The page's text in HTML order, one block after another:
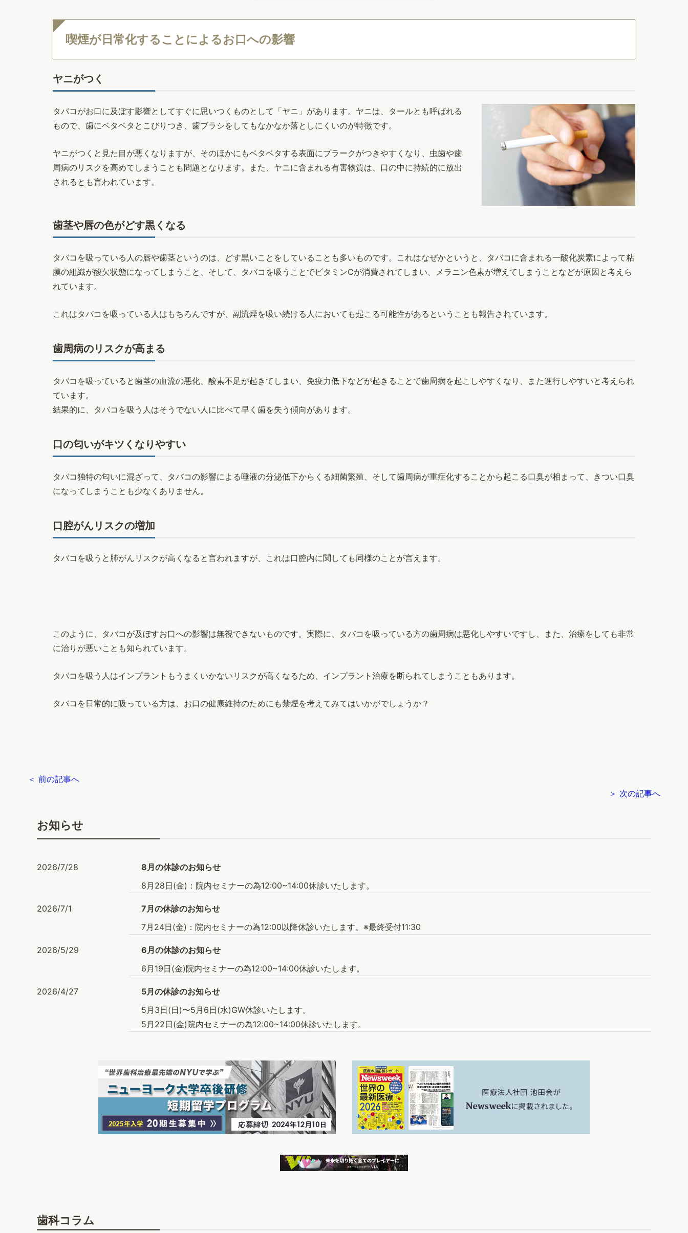
喫煙が日常化することによるお口への影響
ヤニがつく
タバコがお口に及ぼす影響としてすぐに思いつくものとして「ヤニ」があります。ヤニは、タールとも呼ばれる
もので、歯にベタベタとこびりつき、歯ブラシをしてもなかなか落としにくいのが特徴です。
ヤニがつくと見た目が悪くなりますが、そのほかにもベタベタする表面にプラークがつきやすくなり、虫歯や歯
周病のリスクを高めてしまうことも問題となります。また、ヤニに含まれる有害物質は、口の中に持続的に放出
されるとも言われています。
歯茎や唇の色がどす黒くなる
タバコを吸っている人の唇や歯茎というのは、どす黒いことをしていることも多いものです。これはなぜかというと、タバコに含まれる一酸化炭素によって粘
膜の組織が酸欠状態になってしまうこと、そして、タバコを吸うことでビタミンCが消費されてしまい、メラニン色素が増えてしまうことなどが原因と考えら
れています。
これはタバコを吸っている人はもちろんですが、副流煙を吸い続ける人においても起こる可能性があるということも報告されています。
歯周病のリスクが高まる
タバコを吸っていると歯茎の血流の悪化、酸素不足が起きてしまい、免疫力低下などが起きることで歯周病を起こしやすくなり、また進行しやすいと考えられ
ています。
結果的に、タバコを吸う人はそうでない人に比べて早く歯を失う傾向があります。
口の匂いがキツくなりやすい
タバコ独特の匂いに混ざって、タバコの影響による唾液の分泌低下からくる細菌繁殖、そして歯周病が重症化することから起こる口臭が相まって、きつい口臭
になってしまうことも少なくありません。
口腔がんリスクの増加
タバコを吸うと肺がんリスクが高くなると言われますが、これは口腔内に関しても同様のことが言えます。
このように、タバコが及ぼすお口への影響は無視できないものです。実際に、タバコを吸っている方の歯周病は悪化しやすいですし、また、治療をしても非常
に治りが悪いことも知られています。
タバコを吸う人はインプラントもうまくいかないリスクが高くなるため、インプラント治療を断られてしまうこともあります。
タバコを日常的に吸っている方は、お口の健康維持のためにも禁煙を考えてみてはいかがでしょうか？
＜ 前の記事へ
＞ 次の記事へ
お知らせ
2026/7/28
8月の休診のお知らせ
8月28日(金)：院内セミナーの為12:00~14:00休診いたします。
2026/7/1
7月の休診のお知らせ
7月24日(金)：院内セミナーの為12:00以降休診いたします。※最終受付11:30
2026/5/29
6月の休診のお知らせ
6月19日(金)院内セミナーの為12:00~14:00休診いたします。
2026/4/27
5月の休診のお知らせ
5月3日(日)〜5月6日(水)GW休診いたします。
5月22日(金)院内セミナーの為12:00~14:00休診いたします。
歯科コラム